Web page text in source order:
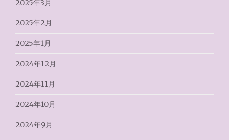
2025年3月
2025年2月
2025年1月
2024年12月
2024年11月
2024年10月
2024年9月